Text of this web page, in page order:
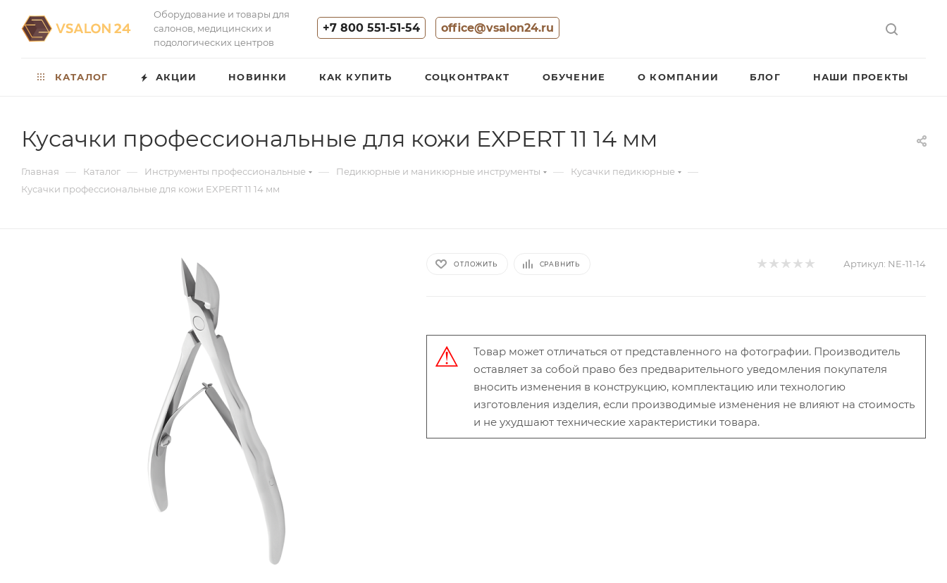
Оборудование и товары для
салонов, медицинских и
подологических центров
+7 800 551-51-54 office@vsalon24.ru
КАТАЛОГ АКЦИИ НОВИНКИ КАК КУПИТЬ СОЦКОНТРАКТ ОБУЧЕНИЕ О КОМПАНИИ БЛОГ НАШИ ПРОЕКТЫ
Кусачки профессиональные для кожи EXPERT 11 14 мм
Главная — Каталог — Инструменты профессиональные — Педикюрные и маникюрные инструменты — Кусачки педикюрные —
Кусачки профессиональные для кожи EXPERT 11 14 мм
ОТЛОЖИТЬ СРАВНИТЬ Артикул: NE-11-14
Товар может отличаться от представленного на фотографии. Производитель
оставляет за собой право без предварительного уведомления покупателя
вносить изменения в конструкцию, комплектацию или технологию
изготовления изделия, если производимые изменения не влияют на стоимость
и не ухудшают технические характеристики товара.